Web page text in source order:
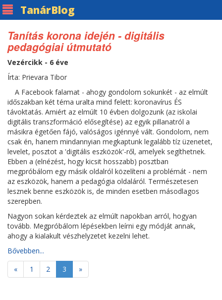
TanárBlog
Tanítás korona idején - digitális
pedagógiai útmutató
Vezércikk - 6 éve
Írta: Prievara Tibor
A Facebook falamat - ahogy gondolom sokunkét - az elmúlt
időszakban két téma uralta mind felett: koronavírus ÉS
távoktatás. Amiért az elmúlt 10 évben dolgozunk (az iskolai
digitális transzformáció elősegítése) az egyik pillanatról a
másikra égetően fájó, valóságos igénnyé vált. Gondolom, nem
csak én, hanem mindannyian megkaptunk legalább tíz üzenetet,
levelet, posztot a 'digitális eszközök'-ről, amelyek segíthetnek.
Ebben a (elnézést, hogy kicsit hosszabb) posztban
megpróbálom egy másik oldalról közelíteni a problémát - nem
az eszközök, hanem a pedagógia oldaláról. Természetesen
lesznek benne eszközök is, de minden esetben másodlagos
szerepben.
Nagyon sokan kérdeztek az elmúlt napokban arról, hogyan
tovább. Megpróbálom lépésekben leírni egy módját annak,
ahogy a kialakult vészhelyzetet kezelni lehet.
Bővebben...
«
1 2 3 »